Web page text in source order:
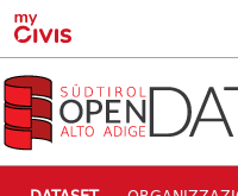
Skip to main content